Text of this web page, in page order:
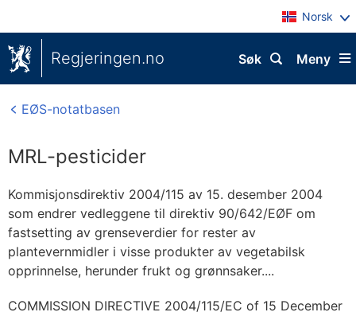
Norsk
Regjeringen.no Meny
Søk
EØS-notatbasen
MRL-pesticider
Kommisjonsdirektiv 2004/115 av 15. desember 2004
som endrer vedleggene til direktiv 90/642/EØF om
fastsetting av grenseverdier for rester av
plantevernmidler i visse produkter av vegetabilsk
opprinnelse, herunder frukt og grønnsaker....
COMMISSION DIRECTIVE 2004/115/EC of 15 December